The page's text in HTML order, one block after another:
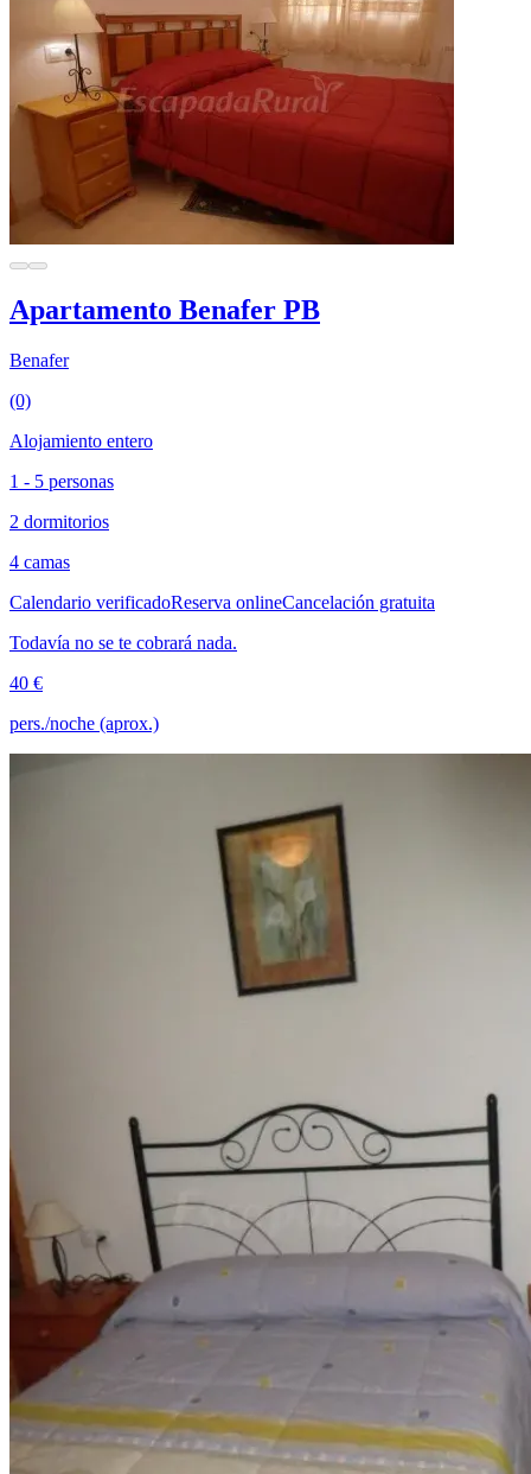
Apartamento Benafer PB
Benafer
(0)
Alojamiento entero
1 - 5 personas
2 dormitorios
4 camas
Calendario verificadoReserva onlineCancelación gratuita
Todavía no se te cobrará nada.
40 €
pers./noche (aprox.)